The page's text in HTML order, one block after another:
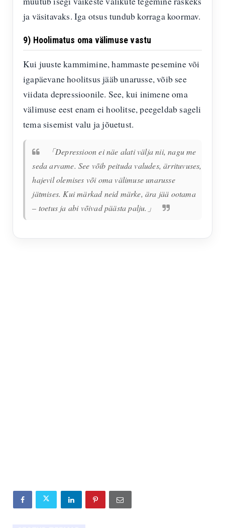
ja väsitavaks. Iga otsus tundub korraga koormav.
9) Hoolimatus oma välimuse vastu
Kui juuste kammimine, hammaste pesemine või
igapäevane hoolitsus jääb unarusse, võib see
viidata depressioonile. See, kui inimene oma
välimuse eest enam ei hoolitse, peegeldab sageli
tema sisemist valu ja jõuetust.
「Depressioon ei näe alati välja nii, nagu me
seda arvame. See võib peituda valudes, ärrituvuses,
hajevil olemises või oma välimuse unarusse
jätmises. Kui märkad neid märke, ära jää ootama
– toetus ja abi võivad päästa palju.」